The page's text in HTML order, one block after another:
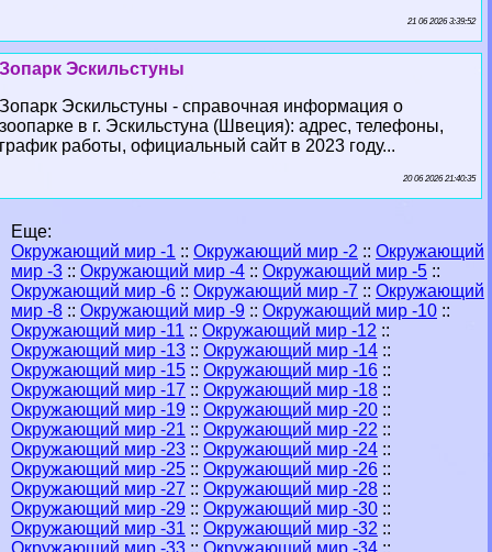
21 06 2026 3:39:52
Зопарк Эскильстуны
Зопарк Эскильстуны - справочная информация о
зоопарке в г. Эскильстуна (Швеция): адрес, телефоны,
график работы, официальный сайт в 2023 году...
20 06 2026 21:40:35
Еще:
Окружающий мир -1 :: Окружающий мир -2 :: Окружающий
мир -3 :: Окружающий мир -4 :: Окружающий мир -5 ::
Окружающий мир -6 :: Окружающий мир -7 :: Окружающий
мир -8 :: Окружающий мир -9 :: Окружающий мир -10 ::
Окружающий мир -11 :: Окружающий мир -12 ::
Окружающий мир -13 :: Окружающий мир -14 ::
Окружающий мир -15 :: Окружающий мир -16 ::
Окружающий мир -17 :: Окружающий мир -18 ::
Окружающий мир -19 :: Окружающий мир -20 ::
Окружающий мир -21 :: Окружающий мир -22 ::
Окружающий мир -23 :: Окружающий мир -24 ::
Окружающий мир -25 :: Окружающий мир -26 ::
Окружающий мир -27 :: Окружающий мир -28 ::
Окружающий мир -29 :: Окружающий мир -30 ::
Окружающий мир -31 :: Окружающий мир -32 ::